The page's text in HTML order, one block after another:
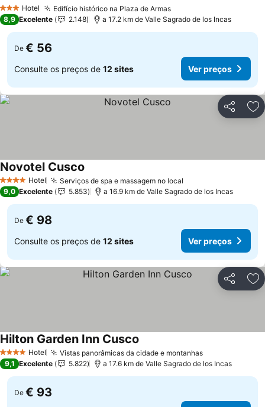
3 EstrelasHotel Edifício histórico na Plaza de Armas
8,9 Excelente 2.148 a 17.2 km de Valle Sagrado de los Incas
De € 56
Consulte os preços de 12 sites Ver preços
Partilhar
4 EstrelasHotel Serviços de spa e massagem no local
Novotel Cusco
9,0 Excelente 5.853 a 16.9 km de Valle Sagrado de los Incas
De € 98
Consulte os preços de 12 sites Ver preços
Partilhar
4 EstrelasHotel Vistas panorâmicas da cidade e montanhas
Hilton Garden Inn Cusco
9,1 Excelente 5.822 a 17.6 km de Valle Sagrado de los Incas
De € 93